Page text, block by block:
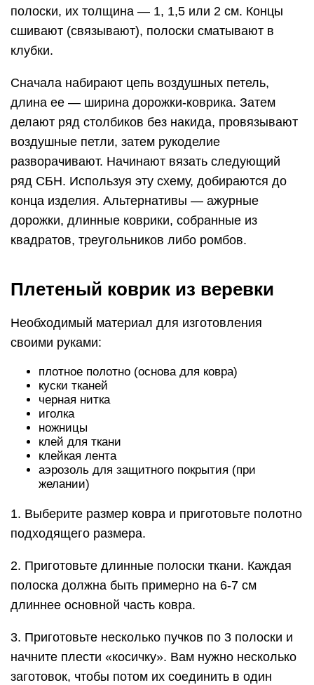
полоски, их толщина — 1, 1,5 или 2 см. Концы
сшивают (связывают), полоски сматывают в
клубки.
Сначала набирают цепь воздушных петель,
длина ее — ширина дорожки-коврика. Затем
делают ряд столбиков без накида, провязывают
воздушные петли, затем рукоделие
разворачивают. Начинают вязать следующий
ряд СБН. Используя эту схему, добираются до
конца изделия. Альтернативы — ажурные
дорожки, длинные коврики, собранные из
квадратов, треугольников либо ромбов.
Плетеный коврик из веревки
Необходимый материал для изготовления
своими руками:
плотное полотно (основа для ковра)
куски тканей
черная нитка
иголка
ножницы
клей для ткани
клейкая лента
аэрозоль для защитного покрытия (при
желании)
1. Выберите размер ковра и приготовьте полотно
подходящего размера.
2. Приготовьте длинные полоски ткани. Каждая
полоска должна быть примерно на 6-7 см
длиннее основной часть ковра.
3. Приготовьте несколько пучков по 3 полоски и
начните плести «косичку». Вам нужно несколько
заготовок, чтобы потом их соединить в один